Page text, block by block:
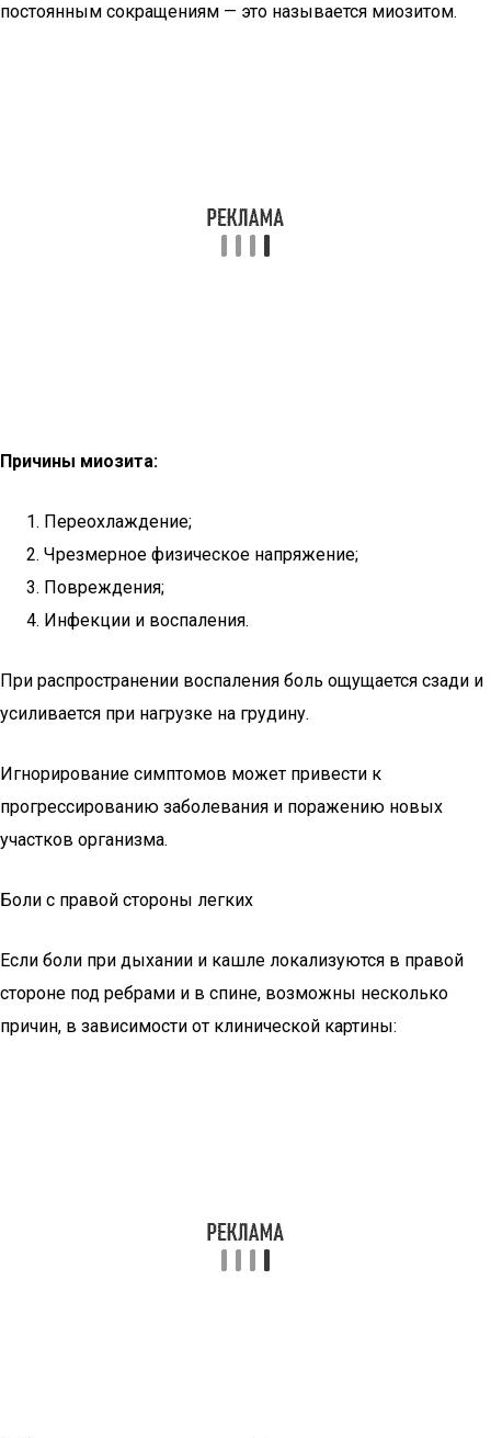
постоянным сокращениям — это называется миозитом.
Причины миозита:
Переохлаждение;
Чрезмерное физическое напряжение;
Повреждения;
Инфекции и воспаления.
При распространении воспаления боль ощущается сзади и
усиливается при нагрузке на грудину.
Игнорирование симптомов может привести к
прогрессированию заболевания и поражению новых
участков организма.
Боли с правой стороны легких
Если боли при дыхании и кашле локализуются в правой
стороне под ребрами и в спине, возможны несколько
причин, в зависимости от клинической картины: